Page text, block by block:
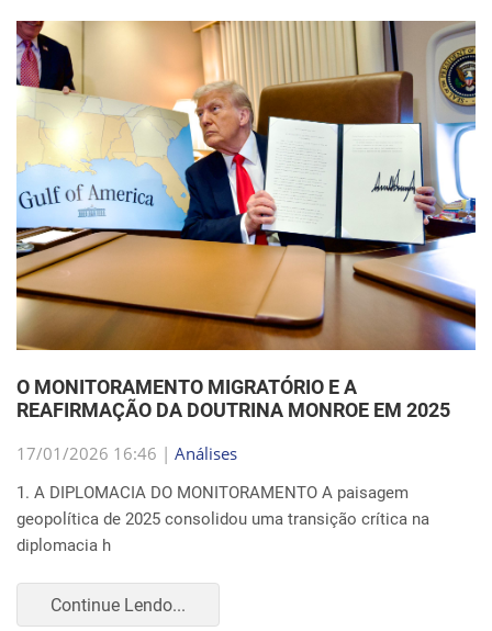
O MONITORAMENTO MIGRATÓRIO E A
REAFIRMAÇÃO DA DOUTRINA MONROE EM 2025
17/01/2026 16:46 | Análises
1. A DIPLOMACIA DO MONITORAMENTO A paisagem
geopolítica de 2025 consolidou uma transição crítica na
diplomacia h
Continue Lendo...